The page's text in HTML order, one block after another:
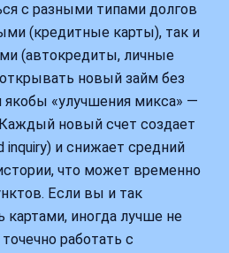
с разными типами долгов
(кредитные карты), так и
(автокредиты, личные
новый займ без
якобы «улучшения микса» —
новый счет создает
inquiry) и снижает средний
что может временно
Если вы и так
картами, иногда лучше не
работать с